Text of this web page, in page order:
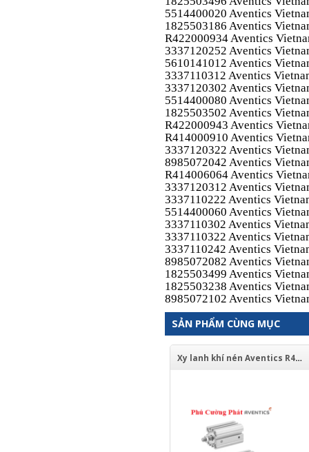
5514400020 Aventics
1825503186 Aventics
R422000934 Aventics
3337120252 Aventics
5610141012 Aventics
3337110312 Aventics
3337120302 Aventics
5514400080 Aventics
1825503502 Aventics
R422000943 Aventics
R414000910 Aventics
3337120322 Aventics
8985072042 Aventics
R414006064 Aventics
3337120312 Aventics
3337110222 Aventics
5514400060 Aventics
3337110302 Aventics
3337110322 Aventics
3337110242 Aventics
8985072082 Aventics
1825503499 Aventics
1825503238 Aventics
8985072102 Aventics
SẢN PHẨM CÙNG MỤC
Xy lanh khí nén Aventics R480601296